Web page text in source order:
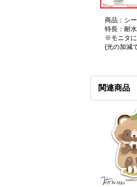
商品：シ
特長：耐
※モニタに
(光の加減
関連商品